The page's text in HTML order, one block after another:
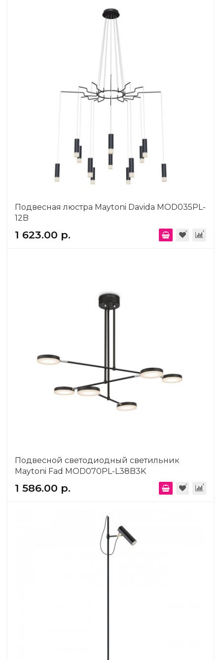
Подвесная люстра Maytoni Davida MOD035PL-
12B
1 623.00 р.
Подвесной светодиодный светильник
Maytoni Fad MOD070PL-L38B3K
1 586.00 р.